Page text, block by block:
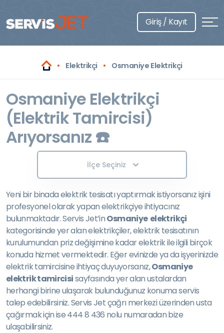
Giriş / Kayıt
Elektrikçi Osmaniye Elektrikçi
Osmaniye Elektrikçi
(Elektrik Tamircisi)
Arıyorsanız ☎️
İlçe Seçiniz
Yeni bir binada elektrik tesisatı yaptırmak istiyorsanız işini
profesyonel olarak yapan elektrikçiye ihtiyacınız
bulunmaktadır. Servis Jet’inOsmaniye elektrikçi
kategorisinde yer alan elektrikçiler, elektrik tesisatının
kurulumundan priz değişimine kadar elektrik ile ilgili birçok
konuda hizmet vermektedir. Eğer evinizde ya da işyerinizde
elektrik tamircisine ihtiyaç duyuyorsanız,Osmaniye
elektrik tamircisisayfasında yer alan ustalardan
herhangi birine ulaşarak bulunduğunuz konuma servis
talep edebilirsiniz. Servis Jet çağrı merkezi üzerinden usta
çağırmak için ise 444 8 436 nolu numaradan bize
ulaşabilirsiniz.